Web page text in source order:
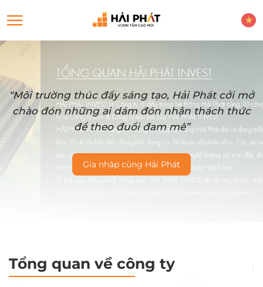
“Môi trường thúc đẩy sáng tạo, Hải Phát cởi mở
chào đón những ai dám đón nhận thách thức
để theo đuổi đam mê”
Gia nhập cùng Hải Phát
Tổng quan về công ty